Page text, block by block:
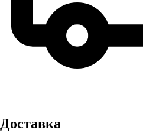
Доставка